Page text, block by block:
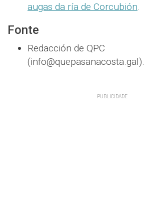
augas da ría de Corcubión.
Fonte
Redacción de QPC
(info@quepasanacosta.gal).